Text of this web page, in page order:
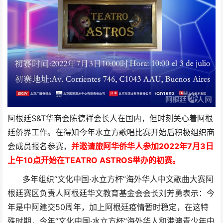
阿根廷S&T华商会陈德祥会长人在国内，但时刻关心着阿根
廷侨界工作。在得知今年水立方歌唱比赛开始后积极组织商
会成员报名参赛， 并邀请旅阿华侨华人参加2022年7月3日
上午10点开始在TEATRO ASTROS举办的初赛。
多年组织“文化中国·水立方杯”海外华人中文歌曲大赛阿
根廷赛区负责人阿根廷华文教育基金会会长刘芳勇表示：今
年是中阿建交50周年，加上阿根廷疫情暂时稳定，在这特